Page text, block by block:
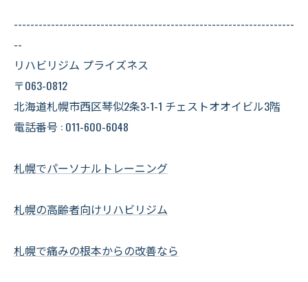
--------------------------------------------------------------------
--
リハビリジム プライズネス
〒063-0812
北海道札幌市西区琴似2条3-1-1 チェストオオイビル3階
電話番号 : 011-600-6048
札幌でパーソナルトレーニング
札幌の高齢者向けリハビリジム
札幌で痛みの根本からの改善なら